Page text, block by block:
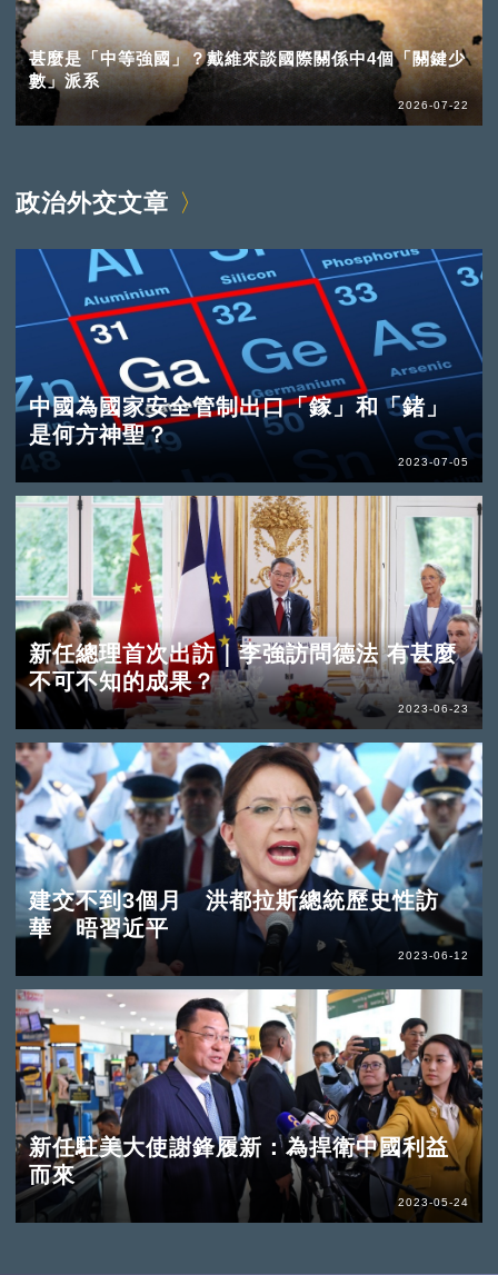
甚麼是「中等強國」？戴維來談國際關係中4個「關鍵少
數」派系
2026-07-22
政治外交文章
中國為國家安全管制出口「鎵」和「鍺」
是何方神聖？
2023-07-05
新任總理首次出訪｜李強訪問德法 有甚麼
不可不知的成果？
2023-06-23
建交不到3個月 洪都拉斯總統歷史性訪
華 晤習近平
2023-06-12
新任駐美大使謝鋒履新：為捍衛中國利益
而來
2023-05-24